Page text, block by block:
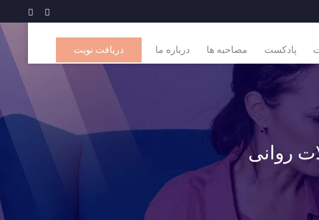
دریافت نوبت پادکست مصاحبه ها درباره ما
روانی